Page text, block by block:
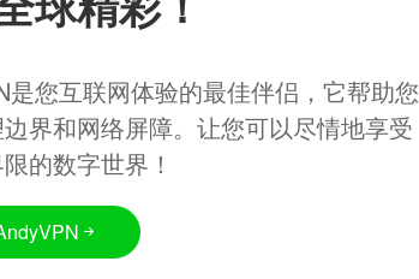
是您互联网体验的最佳伴侣，它帮助您
界和网络屏障。让您可以尽情地享受
的数字世界！